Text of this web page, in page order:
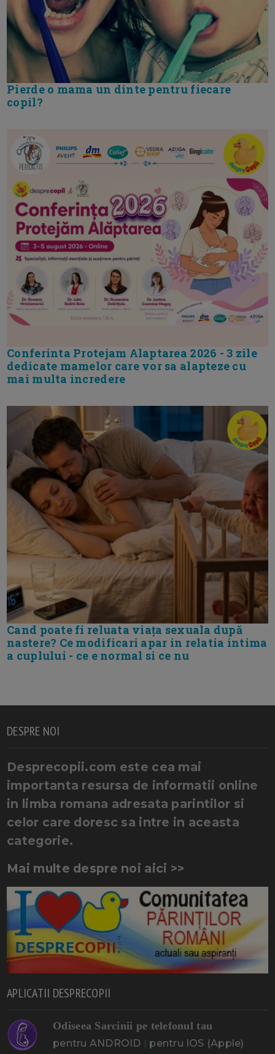
Pierde o mama un dinte pentru fiecare
copil?
Conferinta Protejam Alaptarea 2026 - 3 zile
dedicate mamelor care vor sa alapteze cu
mai multa incredere
Cand poate fi reluata viața sexuala după
nastere? Ce modificari apar in relatia intima
a cuplului - ce e normal si ce nu
DESPRE NOI
Desprecopii.com este cea mai
importanta resursa de informatii online
in limba romana adresata parintilor si
celor care doresc sa intre in aceasta
categorie.
Mai multe despre noi aici >>
APLICATII DESPRECOPII
Odiseea Sarcinii pe telefonul tau
pentru ANDROID pentru IOS (Apple)